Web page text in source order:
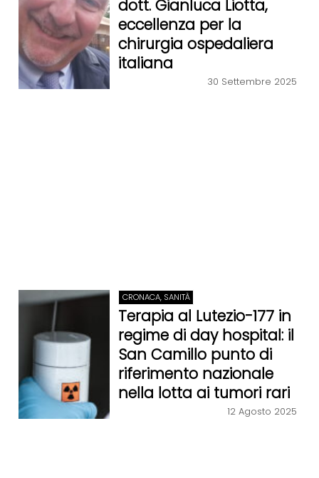
dott. Gianluca Liotta,
eccellenza per la
chirurgia ospedaliera
italiana
30 Settembre 2025
CRONACA, SANITÀ
Terapia al Lutezio-177 in
regime di day hospital: il
San Camillo punto di
riferimento nazionale
nella lotta ai tumori rari
12 Agosto 2025